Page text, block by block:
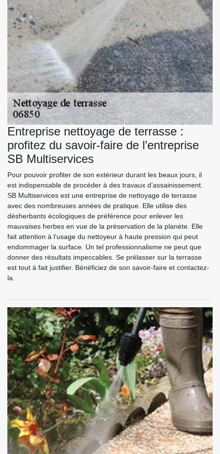
Entreprise nettoyage de terrasse :
profitez du savoir-faire de l’entreprise
SB Multiservices
Pour pouvoir profiter de son extérieur durant les beaux jours, il
est indispensable de procéder à des travaux d’assainissement.
SB Multiservices est une entreprise de nettoyage de terrasse
avec des nombreuses années de pratique. Elle utilise des
désherbants écologiques de préférence pour enlever les
mauvaises herbes en vue de la préservation de la planète. Elle
fait attention à l’usage du nettoyeur à haute pression qui peut
endommager la surface. Un tel professionnalisme ne peut que
donner des résultats impeccables. Se prélasser sur la terrasse
est tout à fait justifier. Bénéficiez de son savoir-faire et contactez-
la.